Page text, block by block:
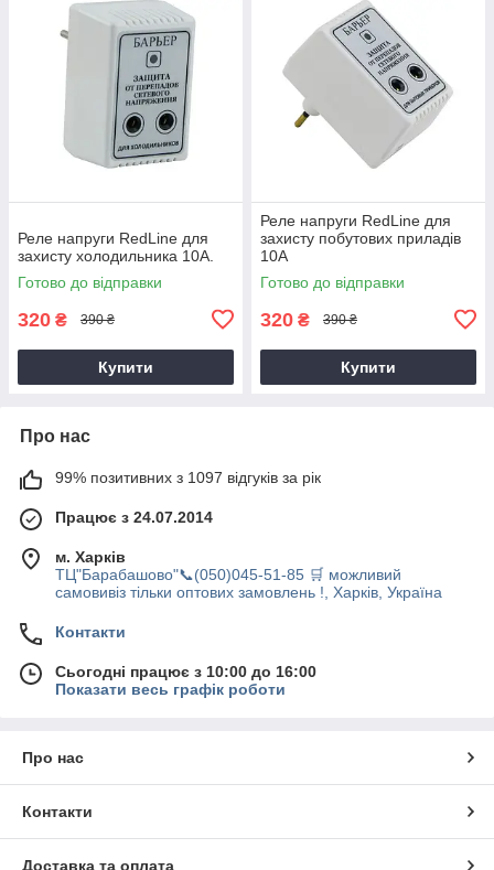
Реле напруги RedLine для
захисту холодильника 10А.
Готово до відправки
320 ₴ 390 ₴
Купити
Реле напруги RedLine для
захисту побутових приладів
10А
Готово до відправки
320 ₴ 390 ₴
Купити
Про нас
99% позитивних з 1097 відгуків за рік
Працює з 24.07.2014
м. Харків
ТЦ"Барабашово"📞(050)045-51-85 🛒 можливий
самовивіз тільки оптових замовлень !, Харків, Україна
Контакти
Сьогодні працює з 10:00 до 16:00
Показати весь графік роботи
Про нас
Контакти
Доставка та оплата